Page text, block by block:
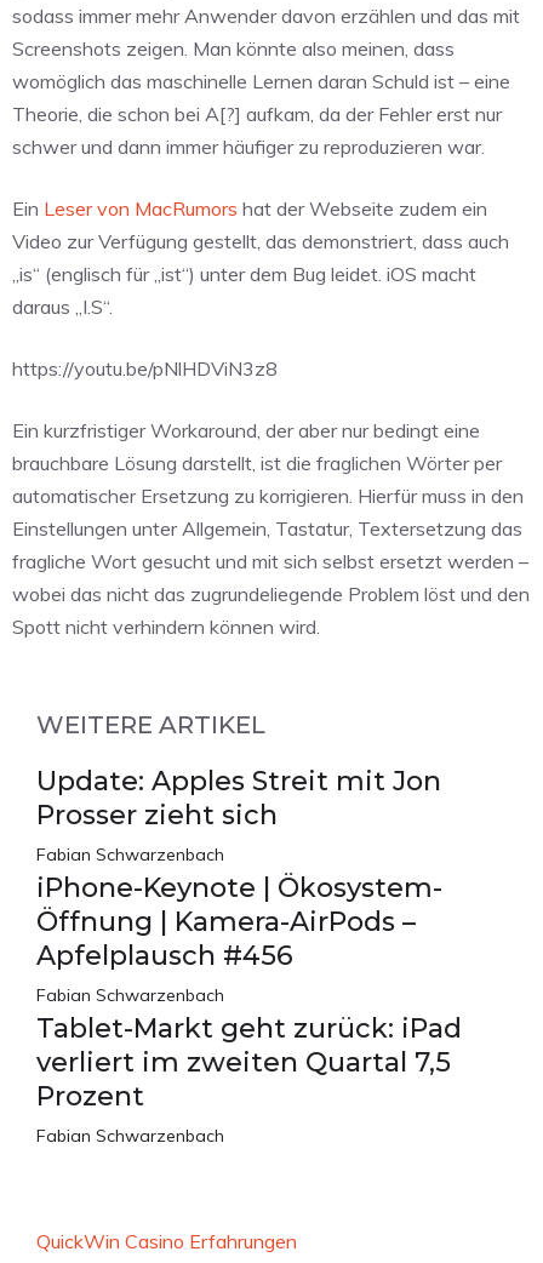
sodass immer mehr Anwender davon erzählen und das mit
Screenshots zeigen. Man könnte also meinen, dass
womöglich das maschinelle Lernen daran Schuld ist – eine
Theorie, die schon bei A[?] aufkam, da der Fehler erst nur
schwer und dann immer häufiger zu reproduzieren war.
Ein Leser von MacRumors hat der Webseite zudem ein
Video zur Verfügung gestellt, das demonstriert, dass auch
„is“ (englisch für „ist“) unter dem Bug leidet. iOS macht
daraus „I.S“.
https://youtu.be/pNlHDViN3z8
Ein kurzfristiger Workaround, der aber nur bedingt eine
brauchbare Lösung darstellt, ist die fraglichen Wörter per
automatischer Ersetzung zu korrigieren. Hierfür muss in den
Einstellungen unter Allgemein, Tastatur, Textersetzung das
fragliche Wort gesucht und mit sich selbst ersetzt werden –
wobei das nicht das zugrundeliegende Problem löst und den
Spott nicht verhindern können wird.
WEITERE ARTIKEL
Update: Apples Streit mit Jon
Prosser zieht sich
Fabian Schwarzenbach
iPhone-Keynote | Ökosystem-
Öffnung | Kamera-AirPods –
Apfelplausch #456
Fabian Schwarzenbach
Tablet-Markt geht zurück: iPad
verliert im zweiten Quartal 7,5
Prozent
Fabian Schwarzenbach
QuickWin Casino Erfahrungen